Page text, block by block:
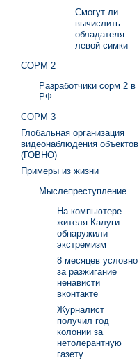
Смогут ли
вычислить
обладателя
левой симки
СОРМ 2
Разработчики сорм 2 в
РФ
СОРМ 3
Глобальная организация
видеонаблюдения объектов
(ГОВНО)
Примеры из жизни
Мыслепреступление
На компьютере
жителя Калуги
обнаружили
экстремизм
8 месяцев условно
за разжигание
ненависти
вконтакте
Журналист
получил год
колонии за
нетолерантную
газету